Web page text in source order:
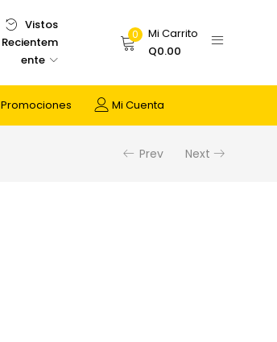
Vistos
Recientem
ente
0
Mi Carrito
Q0.00
Promociones Mi Cuenta
Prev Next